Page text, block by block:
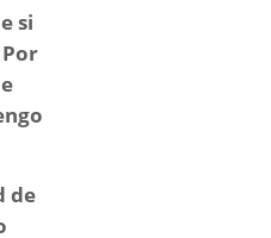
si
de